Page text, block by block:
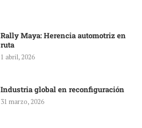
Rally Maya: Herencia automotriz en
ruta
1 abril, 2026
Industria global en reconfiguración
31 marzo, 2026